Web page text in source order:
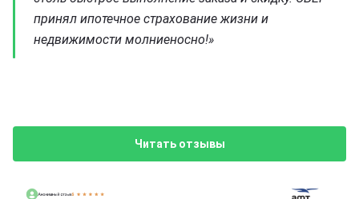
принял ипотечное страхование жизни и
недвижимости молниеносно!»
Читать отзывы